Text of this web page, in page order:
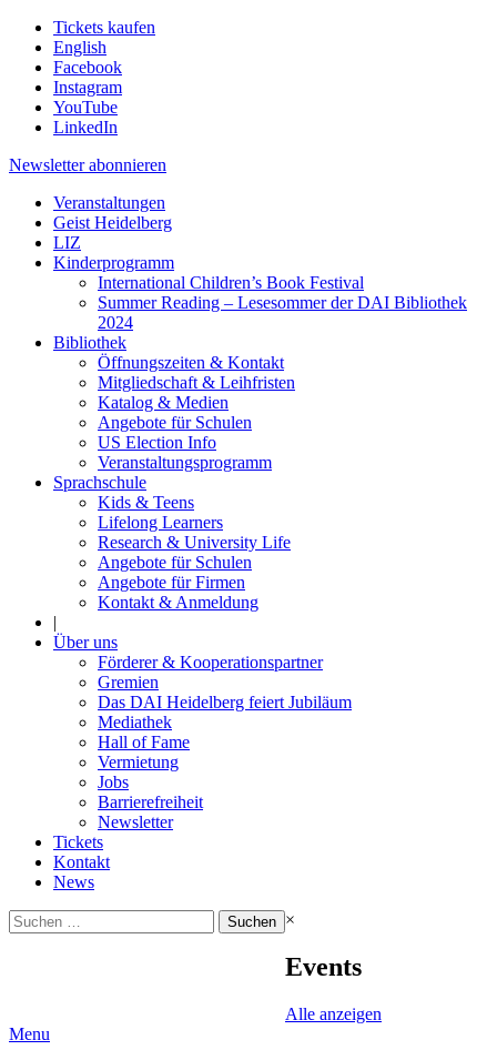
Tickets kaufen
English
Facebook
Instagram
YouTube
LinkedIn
Newsletter abonnieren
Veranstaltungen
Geist Heidelberg
LIZ
Kinderprogramm
International Children’s Book Festival
Summer Reading – Lesesommer der DAI Bibliothek
2024
Bibliothek
Öffnungszeiten & Kontakt
Mitgliedschaft & Leihfristen
Katalog & Medien
Angebote für Schulen
US Election Info
Veranstaltungsprogramm
Sprachschule
Kids & Teens
Lifelong Learners
Research & University Life
Angebote für Schulen
Angebote für Firmen
Kontakt & Anmeldung
|
Über uns
Förderer & Kooperationspartner
Gremien
Das DAI Heidelberg feiert Jubiläum
Mediathek
Hall of Fame
Vermietung
Jobs
Barrierefreiheit
Newsletter
Tickets
Kontakt
News
Suchen
nach:
×
Events
Alle anzeigen
Menu